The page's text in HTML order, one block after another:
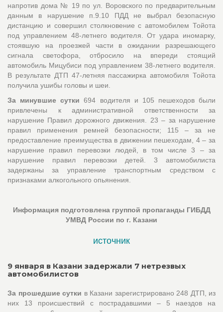
напротив дома № 19 по ул. Воровского по предварительным
данным в нарушение п.9.10 ПДД не выбрал безопасную
дистанцию и совершил столкновение с автомобилем Тойота
под управлением 48-летнего водителя. От удара иномарку,
стоявшую на проезжей части в ожидании разрешающего
сигнала светофора, отбросило на впереди стоящий
автомобиль Мицубиси под управлением 38-летнего водителя.
В результате ДТП 47-летняя пассажирка автомобиля Тойота
получила ушибы головы и шеи.
За минувшие сутки694 водителя и 105 пешеходов были
привлечены к административной ответственности за
нарушение Правил дорожного движения. 23 – за нарушение
правил применения ремней безопасности; 115 – за не
предоставление преимущества в движении пешеходам, 4 – за
нарушение правил перевозки людей, в том числе 3 – за
нарушение правил перевозки детей. 3 автомобилиста
задержаны за управление транспортным средством с
признаками алкогольного опьянения.
Информация подготовлена группой пропаганды ГИБДД
УМВД России по г. Казани
источник
9 января в Казани задержали 7 нетрезвых
автомобилистов
За прошедшие сутки в Казани зарегистрировано 248 ДТП, из
них 13 происшествий с пострадавшими – 5 наездов на